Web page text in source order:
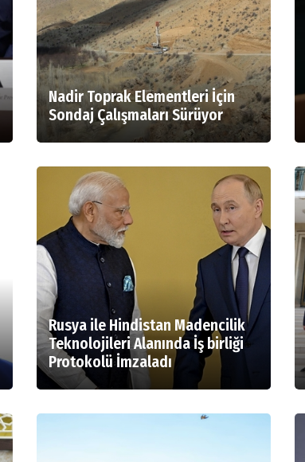
Nadir Toprak Elementleri İçin
Sondaj Çalışmaları Sürüyor
Rusya ile Hindistan Madencilik
Teknolojileri Alanında İş birliği
Protokolü İmzaladı